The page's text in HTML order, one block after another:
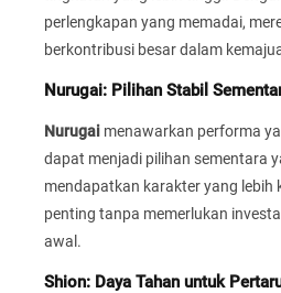
perlengkapan yang memadai,
berkontribusi besar dalam
Nurugai: Pilihan Stabil
Nurugai menawarkan performa
dapat menjadi pilihan sementara
mendapatkan karakter yang lebih
penting tanpa memerlukan
awal.
Shion: Daya Tahan untuk